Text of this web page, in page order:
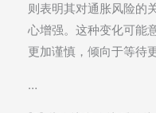
则表明其对通胀风险的
心增强。这种变化可能
更加谨慎，倾向于等待
…